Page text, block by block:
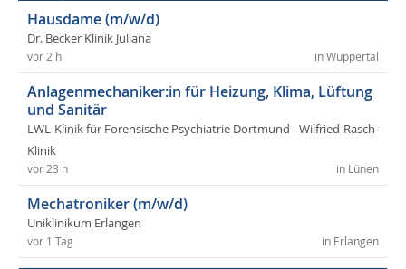
Hausdame (m/w/d)
Dr. Becker Klinik Juliana
in Wuppertal
vor 2 h
Anlagenmechaniker:in für Heizung, Klima, Lüftung
und Sanitär
LWL-Klinik für Forensische Psychiatrie Dortmund - Wilfried-Rasch-
Klinik
in Lünen
vor 23 h
Mechatroniker (m/w/d)
Uniklinikum Erlangen
in Erlangen
vor 1 Tag